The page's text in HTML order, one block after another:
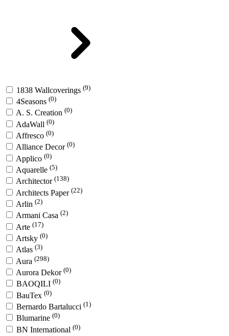
1838 Wallcoverings (9)
4Seasons (0)
A. S. Creation (0)
AdaWall (0)
Affresco (0)
Alliance Decor (0)
Applico (0)
Aquarelle (5)
Architector (138)
Architects Paper (22)
Arlin (2)
Armani Casa (2)
Arte (17)
Artsky (0)
Atlas (3)
Aura (298)
Aurora Dekor (0)
BAOQILI (0)
BauTex (0)
Bernardo Bartalucci (1)
Blumarine (0)
BN International (0)